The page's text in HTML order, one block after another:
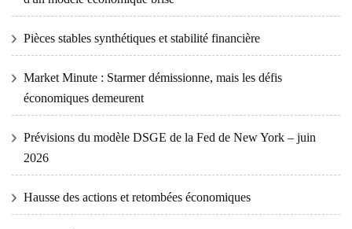
Pièces stables synthétiques et stabilité financière
Market Minute : Starmer démissionne, mais les défis
économiques demeurent
Prévisions du modèle DSGE de la Fed de New York – juin
2026
Hausse des actions et retombées économiques